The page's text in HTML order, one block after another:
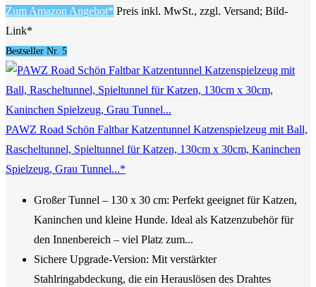
Zum Amazon Angebot* Preis inkl. MwSt., zzgl. Versand; Bild-
Link*
Bestseller Nr. 5
PAWZ Road Schön Faltbar Katzentunnel Katzenspielzeug mit Ball,
Rascheltunnel, Spieltunnel für Katzen, 130cm x 30cm, Kaninchen
Spielzeug, Grau Tunnel...*
Großer Tunnel – 130 x 30 cm: Perfekt geeignet für Katzen,
Kaninchen und kleine Hunde. Ideal als Katzenzubehör für
den Innenbereich – viel Platz zum...
Sichere Upgrade-Version: Mit verstärkter
Stahlringabdeckung, die ein Herauslösen des Drahtes